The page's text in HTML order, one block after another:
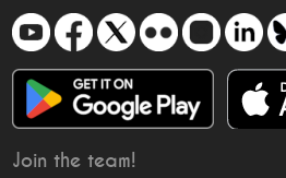
Join the team!